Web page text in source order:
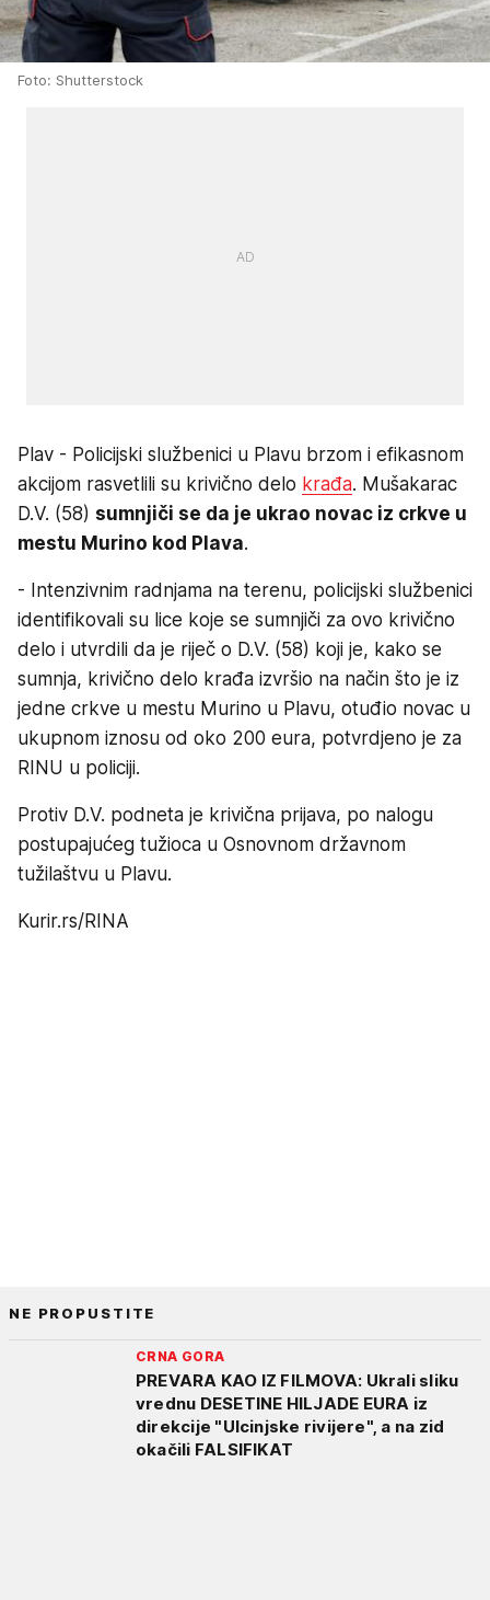
Foto: Shutterstock
Plav - Policijski službenici u Plavu brzom i efikasnom
akcijom rasvetlili su krivično delo krađa. Mušakarac
D.V. (58) sumnjiči se da je ukrao novac iz crkve u
mestu Murino kod Plava.
- Intenzivnim radnjama na terenu, policijski službenici
identifikovali su lice koje se sumnjiči za ovo krivično
delo i utvrdili da je riječ o D.V. (58) koji je, kako se
sumnja, krivično delo krađa izvršio na način što je iz
jedne crkve u mestu Murino u Plavu, otuđio novac u
ukupnom iznosu od oko 200 eura, potvrdjeno je za
RINU u policiji.
Protiv D.V. podneta je krivična prijava, po nalogu
postupajućeg tužioca u Osnovnom državnom
tužilaštvu u Plavu.
Kurir.rs/RINA
NE PROPUSTITE
CRNA GORA
PREVARA KAO IZ FILMOVA: Ukrali sliku
vrednu DESETINE HILJADE EURA iz
direkcije "Ulcinjske rivijere", a na zid
okačili FALSIFIKAT